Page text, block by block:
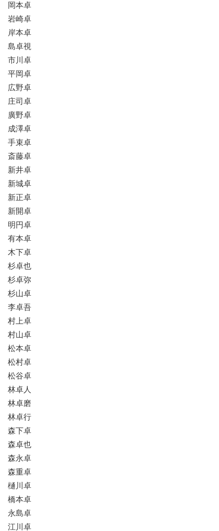
岡本卓
岩崎卓
岸本卓
島卓視
市川卓
平岡卓
広野卓
庄司卓
廣野卓
成澤卓
手束卓
斎藤卓
新井卓
新城卓
新正卓
新開卓
明円卓
有本卓
木下卓
杉卓也
杉卓弥
杉山卓
李卓吾
村上卓
村山卓
松本卓
松村卓
松谷卓
林卓人
林卓磨
林卓行
森下卓
森卓也
森永卓
森重卓
樋川卓
橋本卓
永島卓
江川卓